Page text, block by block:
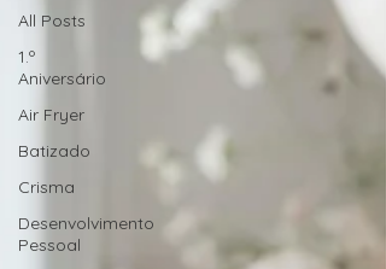
All Posts
1.º
Aniversário
Air Fryer
Batizado
Crisma
Desenvolvimento
Pessoal